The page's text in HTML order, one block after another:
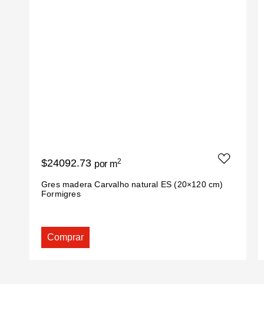
$24092.73 por m2
Gres madera Carvalho natural ES (20×120 cm)
Formigres
Comprar